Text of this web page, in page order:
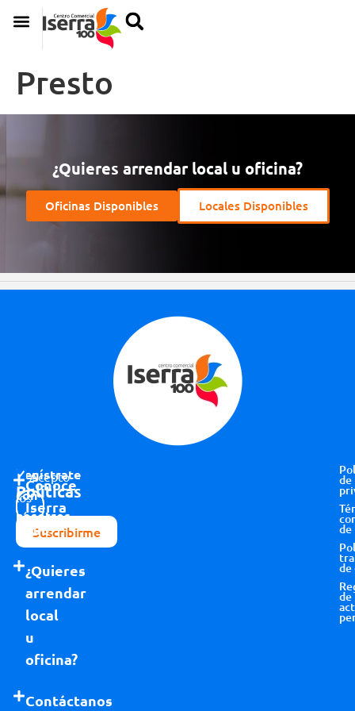
Presto
¿Quieres arrendar local u oficina?
Oficinas Disponibles Locales Disponibles
Regístrate
con
nosotros
Acepto
los
términos y
condiciones
Suscribirme
Conoce
Iserra
100
¿Quieres
arrendar
local
u
oficina?
Contáctanos
Políticas
de
de
de
de